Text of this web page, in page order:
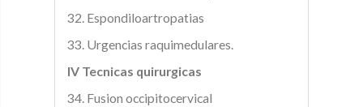
32. Espondiloartropatias
33. Urgencias raquimedulares.
IV Tecnicas quirurgicas
34. Fusion occipitocervical